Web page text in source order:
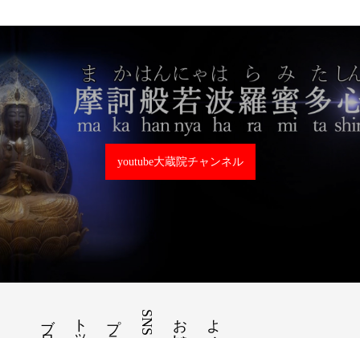
youtube大蔵院チャンネル
SNS